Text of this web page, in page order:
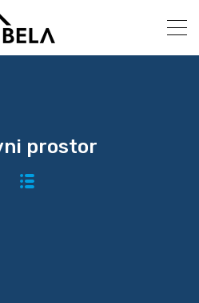
prostor